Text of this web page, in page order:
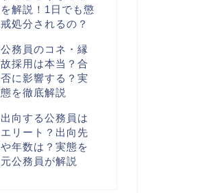
を解説！1日でも懲
戒処分されるの？
公務員のコネ・縁
故採用は本当？合
否に影響する？実
態を徹底解説
出向する公務員は
エリート？出向先
や年数は？実態を
元公務員が解説